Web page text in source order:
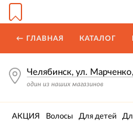
← ГЛАВНАЯ КАТАЛОГ
Челябинск, ул.
один из наших магазинов
АКЦИЯ Волосы Для детей